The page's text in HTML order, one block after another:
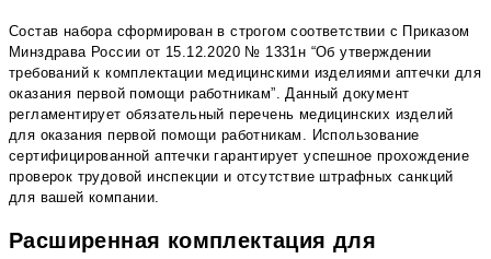
Состав набора сформирован в строгом соответствии с Приказом
Минздрава России от 15.12.2020 № 1331н “Об утверждении
требований к комплектации медицинскими изделиями аптечки для
оказания первой помощи работникам”. Данный документ
регламентирует обязательный перечень медицинских изделий
для оказания первой помощи работникам. Использование
сертифицированной аптечки гарантирует успешное прохождение
проверок трудовой инспекции и отсутствие штрафных санкций
для вашей компании.
Расширенная комплектация для